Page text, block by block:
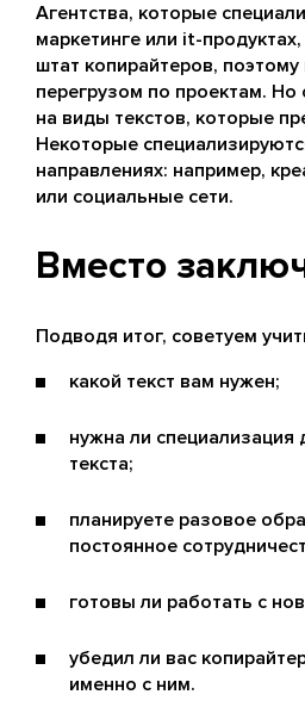
Агентства, которые
маркетинге или it-
штат копирайтеров,
перегрузом по проектам. Но
на виды текстов, которые
Некоторые
направлениях: например,
или социальные сети.
Вместо
Подводя итог, советуем
какой текст вам нужен;
нужна ли специализация
текста;
планируете разовое
постоянное
готовы ли работать с
убедил ли вас
именно с ним.